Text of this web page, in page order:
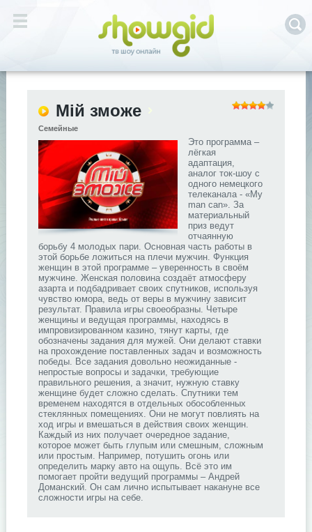
Мій зможе
Семейные
Это программа –
лёгкая
адаптация,
аналог ток-шоу с
одного немецкого
телеканала - «My
man can». За
материальный
приз ведут
отчаянную
борьбу 4 молодых пари. Основная часть работы в
этой борьбе ложиться на плечи мужчин. Функция
женщин в этой программе – уверенность в своём
мужчине. Женская половина создаёт атмосферу
азарта и подбадривает своих спутников, используя
чувство юмора, ведь от веры в мужчину зависит
результат. Правила игры своеобразны. Четыре
женщины и ведущая программы, находясь в
импровизированном казино, тянут карты, где
обозначены задания для мужей. Они делают ставки
на прохождение поставленных задач и возможность
победы. Все задания довольно неожиданные -
непростые вопросы и задачки, требующие
правильного решения, а значит, нужную ставку
женщине будет сложно сделать. Спутники тем
временем находятся в отдельных обособленных
стеклянных помещениях. Они не могут повлиять на
ход игры и вмешаться в действия своих женщин.
Каждый из них получает очередное задание,
которое может быть глупым или смешным, сложным
или простым. Например, потушить огонь или
определить марку авто на ощупь. Всё это им
помогает пройти ведущий программы – Андрей
Доманский. Он сам лично испытывает накануне все
сложности игры на себе.